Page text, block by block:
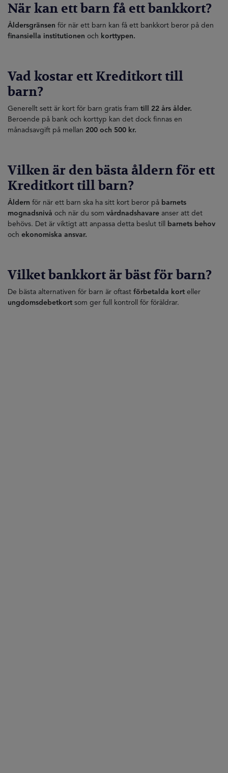
När kan ett barn få ett bankkort?
Åldersgränsen för när ett barn kan få ett bankkort beror på den
finansiella institutionen och korttypen.
Vad kostar ett Kreditkort till
barn?
Generellt sett är kort för barn gratis fram till 22 års ålder.
Beroende på bank och korttyp kan det dock finnas en
månadsavgift på mellan 200 och 500 kr.
Vilken är den bästa åldern för ett
Kreditkort till barn?
Åldern för när ett barn ska ha sitt kort beror på barnets
mognadsnivå och när du som vårdnadshavare anser att det
behövs. Det är viktigt att anpassa detta beslut till
barnets behov
och ekonomiska ansvar.
Vilket bankkort är bäst för barn?
De bästa alternativen för barn är oftast förbetalda kort eller
ungdomsdebetkort som ger full kontroll för föräldrar.